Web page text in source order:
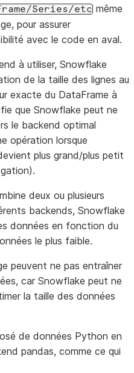
Series/etc même
pour assurer
avec le code en aval.
à utiliser, Snowflake
de la taille des lignes au
exacte du DataFrame à
que Snowflake peut ne
le backend optimal
opération lorsque
plus grand/plus petit
deux ou plusieurs
backends, Snowflake
données en fonction du
le plus faible.
peuvent ne pas entraîner
car Snowflake peut ne
la taille des données
de données Python en
pandas, comme ce qui